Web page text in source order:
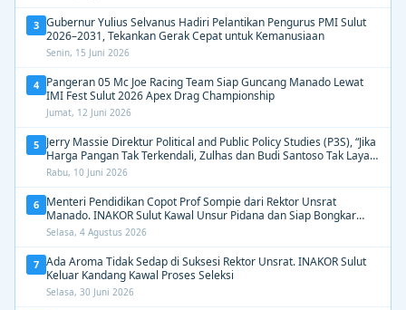
3 Gubernur Yulius Selvanus Hadiri Pelantikan Pengurus PMI Sulut
2026–2031, Tekankan Gerak Cepat untuk Kemanusiaan
Senin, 15 Juni 2026
4 Pangeran 05 Mc Joe Racing Team Siap Guncang Manado Lewat
IMI Fest Sulut 2026 Apex Drag Championship
Jumat, 12 Juni 2026
5 Jerry Massie Direktur Political and Public Policy Studies (P3S), “Jika
Harga Pangan Tak Terkendali, Zulhas dan Budi Santoso Tak Layak
Dipertahankan”
Rabu, 10 Juni 2026
6 Menteri Pendidikan Copot Prof Sompie dari Rektor Unsrat
Manado. INAKOR Sulut Kawal Unsur Pidana dan Siap Bongkar
Aroma Busuk di Suksesi Rektor
Selasa, 4 Agustus 2026
7 Ada Aroma Tidak Sedap di Suksesi Rektor Unsrat. INAKOR Sulut
Keluar Kandang Kawal Proses Seleksi
Selasa, 30 Juni 2026